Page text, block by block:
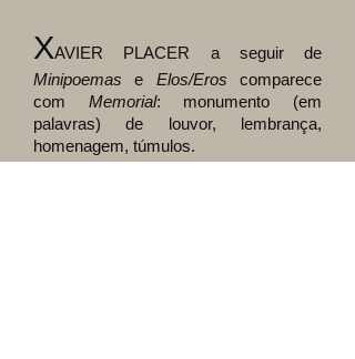
XAVIER PLACER a seguir de
Minipoemase Elos/Eros comparece
com Memorial: monumento (em
palavras) de louvor, lembrança,
homenagem, túmulos.